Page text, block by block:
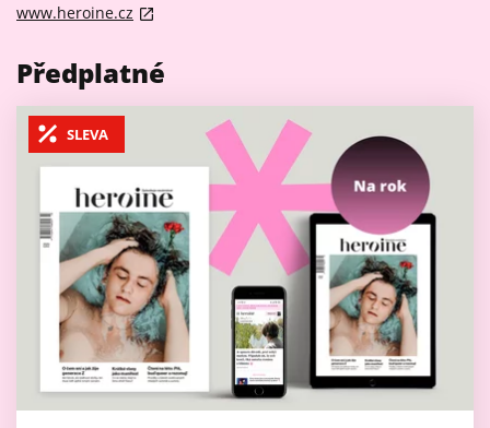
www.heroine.cz
Předplatné
SLEVA